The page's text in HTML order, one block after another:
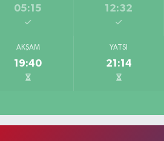
05:15 12:32
AKŞAM
19:40
YATSI
21:14